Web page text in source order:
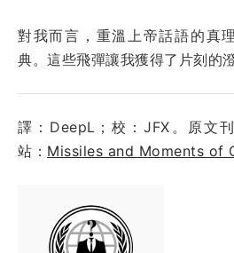
對我而言，重溫上帝話語的真
典。這些飛彈讓我獲得了片刻的澄
譯：DeepL；校：JFX。原文
站： Missiles and Moments of